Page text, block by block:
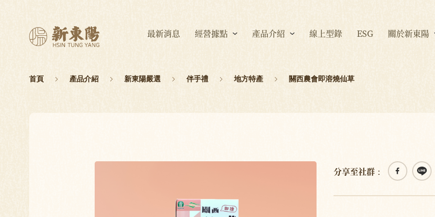
最新消息 經營據點 產品介紹 線上型錄 ESG 關於新東陽
首頁 產品介紹 新東陽嚴選 伴手禮 地方特產 關西農會即溶燒仙草
分享至社群：